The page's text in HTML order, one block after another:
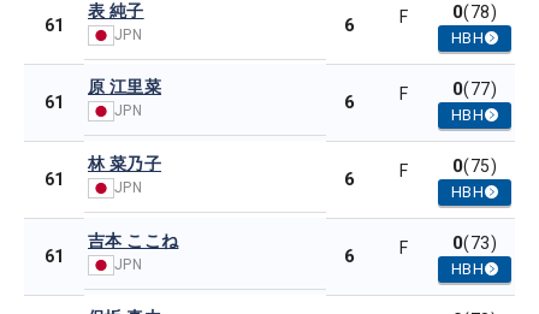
61
表 純子
JPN 6 F 0(78)
HBH
61
原 江里菜
JPN 6 F 0(77)
HBH
61
林 菜乃子
JPN 6 F 0(75)
HBH
61
吉本 ここね
JPN 6 F 0(73)
HBH